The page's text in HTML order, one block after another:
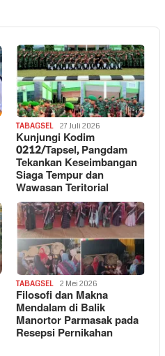
TABAGSEL 27 Juli 2026
Kunjungi Kodim
0212/Tapsel, Pangdam
Tekankan Keseimbangan
Siaga Tempur dan
Wawasan Teritorial
TABAGSEL 2 Mei 2026
Filosofi dan Makna
Mendalam di Balik
Manortor Parmasak pada
Resepsi Pernikahan